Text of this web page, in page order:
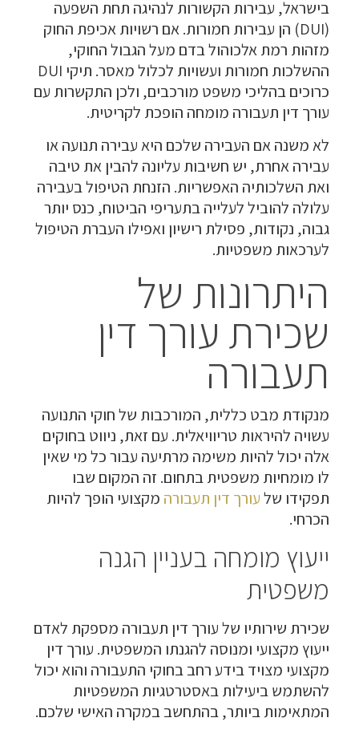
בישראל, עבירות הקשורות לנהיגה תחת השפעה
(DUI) הן עבירות חמורות. אם רשויות אכיפת החוק
מזהות רמת אלכוהול בדם מעל הגבול החוקי,
ההשלכות חמורות ועשויות לכלול מאסר. תיקי DUI
כרוכים בהליכי משפט מורכבים, ולכן התקשרות עם
עורך דין תעבורה מומחה הופכת לקריטית.
לא משנה אם העבירה שלכם היא עבירה תנועה או
עבירה אחרת, יש חשיבות עליונה להבין את טיבה
ואת השלכותיה האפשריות. הזנחת הטיפול בעבירה
עלולה להוביל לעלייה בתעריפי הביטוח, כנס יותר
גבוה, נקודות, פסילת רישיון ואפילו העברת הטיפול
לערכאות משפטיות.
היתרונות של
שכירת עורך דין
תעבורה
מנקודת מבט כללית, המורכבות של חוקי התנועה
עשויה להיראות טריוויאלית. עם זאת, ניווט בחוקים
אלה יכול להיות משימה מרתיעה עבור כל מי שאין
לו מומחיות משפטית בתחום. זה המקום שבו
תפקידו שלעורך דין תעבורה מקצועי הופך להיות
הכרחי.
ייעוץ מומחה בעניין הגנה
משפטית
שכירת שירותיו של עורך דין תעבורה מספקת לאדם
ייעוץ מקצועי ומנוסה להגנתו המשפטית. עורך דין
מקצועי מצויד בידע רחב בחוקי התעבורה והוא יכול
להשתמש ביעילות באסטרטגיות המשפטיות
המתאימות ביותר, בהתחשב במקרה האישי שלכם.